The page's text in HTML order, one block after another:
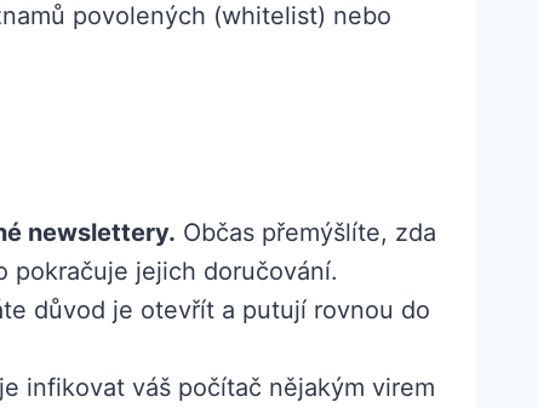
povolených (whitelist) nebo
newslettery. Občas přemýšlíte, zda
pokračuje jejich doručování.
důvod je otevřít a putují rovnou do
infikovat váš počítač nějakým virem